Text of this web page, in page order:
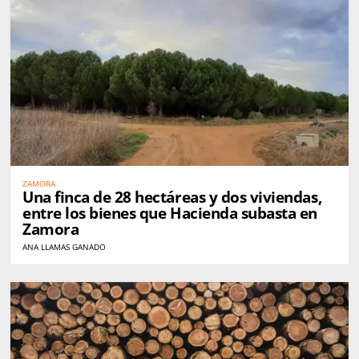
ZAMORA
Una finca de 28 hectáreas y dos viviendas,
entre los bienes que Hacienda subasta en
Zamora
ANA LLAMAS GANADO